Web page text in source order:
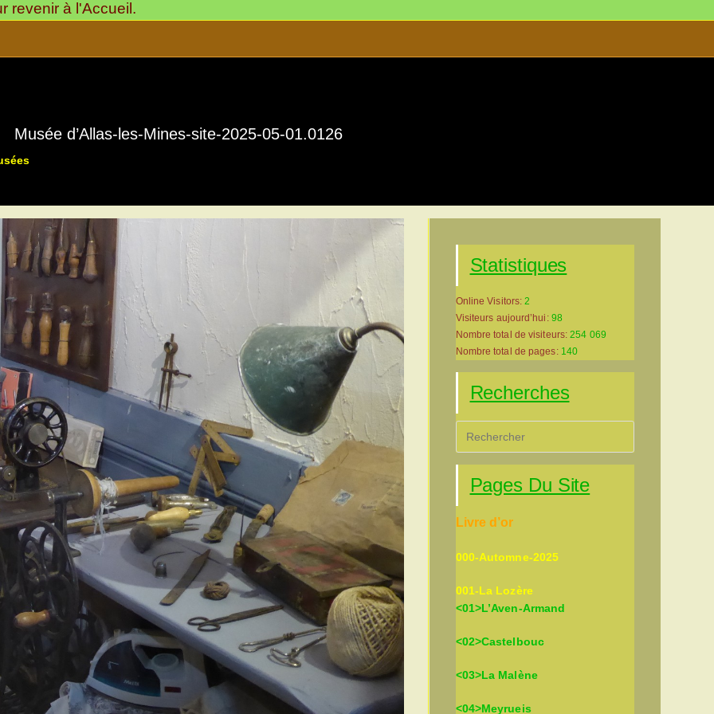
revenir à l'Accueil.
Musée d’Allas-les-Mines-site-2025-05-01.0126
Statistiques
Online Visitors:2
Visiteurs aujourd’hui: 98
Nombre total de visiteurs:254 069
Nombre total de pages: 140
Recherches
Escape
Pages Du Site
Livre d’or
000-Automne-2025
001-La Lozère
<01>L’Aven-Armand
<02>Castelbouc
<03>La Malène
<04>Meyrueis